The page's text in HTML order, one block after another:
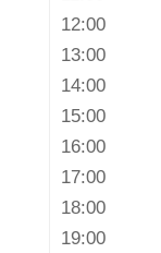
12:00
13:00
14:00
15:00
16:00
17:00
18:00
19:00